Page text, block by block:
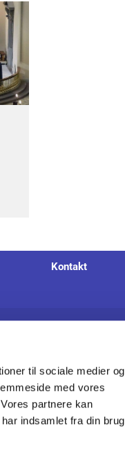
til sociale medier og
med vores
partnere kan
indsamlet fra din brug
Kontakt